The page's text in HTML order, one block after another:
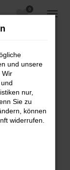
0
können:
deine
und unsere
Wir
nur,
Sie zu
können
widerrufen.